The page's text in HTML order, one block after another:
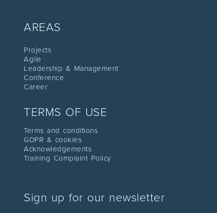
AREAS
Projects
Agile
Leadership & Management
Conference
Career
TERMS OF USE
Terms and conditions
GDPR & cookies
Acknowledgements
Training Complaint Policy
Sign up for our newsletter